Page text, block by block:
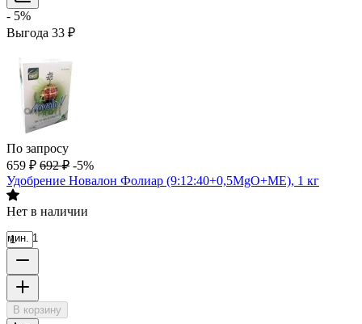
- 5%
Выгода 33 ₽
По запросу
659 ₽ 692 ₽ -5%
Удобрение Новалон Фолиар (9:12:40+0,5MgO+ME), 1 кг
Нет в наличии
мин. 1
В корзину